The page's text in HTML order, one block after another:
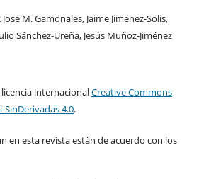
M. Gamonales, Jaime Jiménez-Solis,
Sánchez-Ureña, Jesús Muñoz-Jiménez
internacionalCreative Commons
4.0.
en esta revista están de acuerdo con los